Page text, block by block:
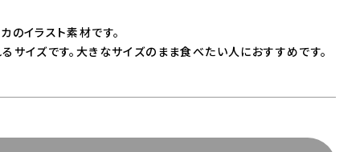
のイラスト素材です。
サイズです。大きなサイズのまま食べたい人におすすめです。